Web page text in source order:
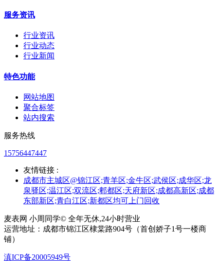
服务资讯
行业资讯
行业动态
行业新闻
特色功能
网站地图
聚合标签
站内搜索
服务热线
15756447447
友情链接 :
成都市主城区@锦江区;青羊区;金牛区;武侯区;成华区;龙
泉驿区;温江区;双流区;郫都区;天府新区;成都高新区;成都
东部新区;青白江区;新都区均可上门回收
麦表网 小周同学© 全年无休,24小时营业
运营地址：成都市锦江区棣棠路904号（首创娇子1号一楼商
铺）
滇ICP备20005949号